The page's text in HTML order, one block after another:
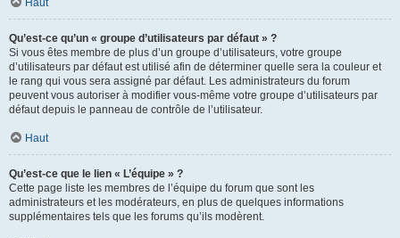
Haut
Qu’est-ce qu’un « groupe d’utilisateurs par défaut » ?
Si vous êtes membre de plus d’un groupe d’utilisateurs, votre groupe
d’utilisateurs par défaut est utilisé afin de déterminer quelle sera la couleur et
le rang qui vous sera assigné par défaut. Les administrateurs du forum
peuvent vous autoriser à modifier vous-même votre groupe d’utilisateurs par
défaut depuis le panneau de contrôle de l’utilisateur.
Haut
Qu’est-ce que le lien « L’équipe » ?
Cette page liste les membres de l’équipe du forum que sont les
administrateurs et les modérateurs, en plus de quelques informations
supplémentaires tels que les forums qu’ils modèrent.